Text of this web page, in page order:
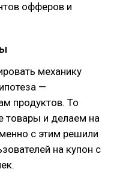
офферов и
механику
—
продуктов. То
товары и делаем на
с этим решили
на купон с